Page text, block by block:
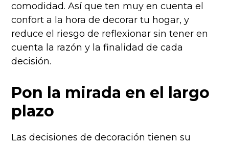
comodidad. Así que ten muy en cuenta el
confort a la hora de decorar tu hogar, y
reduce el riesgo de reflexionar sin tener en
cuenta la razón y la finalidad de cada
decisión.
Pon la mirada en el largo
plazo
Las decisiones de decoración tienen su